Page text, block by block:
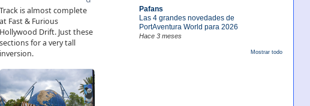
Pafans
Las 4 grandes novedades de
PortAventura World para 2026
Hace 3 meses
Mostrar todo